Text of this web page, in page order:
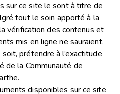
sur ce site le sont à titre de
tout le soin apporté à la
vérification des contenus et
mis en ligne ne sauraient,
prétendre à l’exactitude
de la Communauté de
disponibles sur ce site